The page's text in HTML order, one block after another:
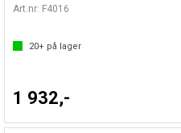
Art.nr: F4016
20+ på lager
1 932,-